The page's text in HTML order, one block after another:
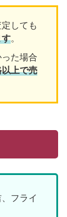
しても
。
た場合
上で売
フライ